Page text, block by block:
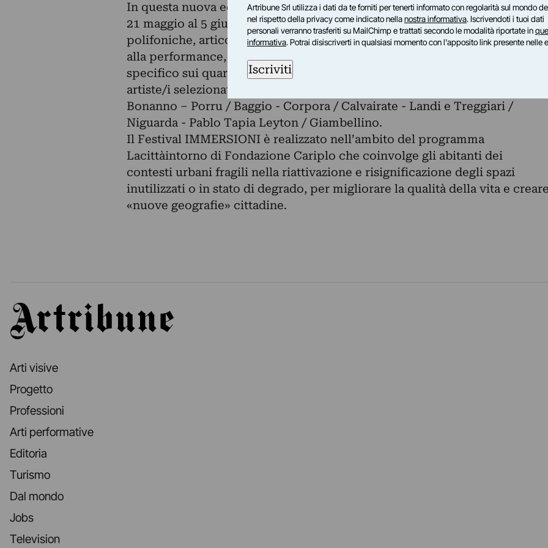
In questa nuova edizione si è inserita la call Indagine Milano – aperta dal
21 maggio al 5 giugno – che ha preso in esame drammaturgie multiformi e
polifoniche, articolate in linguaggi complessi e differenti (dalla narrazione,
alla performance, dalla video arte, alle landscapes sonore) con un focus
specifico sui quartieri meno centrali della città di Milano. Di seguito gli
artiste/i selezionate/i e i quartieri dove si sta svolgendo il loro lavoro:
Bonanno – Porru / Baggio - Corpora / Calvairate - Landi e Treggiari /
Niguarda - Pablo Tapia Leyton / Giambellino.
Il Festival IMMERSIONI è realizzato nell’ambito del programma
Lacittàintorno di Fondazione Cariplo che coinvolge gli abitanti dei
contesti urbani fragili nella riattivazione e risignificazione degli spazi
inutilizzati o in stato di degrado, per migliorare la qualità della vita e
«nuove geografie» cittadine.
Artribune
Arti visive
Progetto
Professioni
Arti performative
Editoria
Turismo
Dal mondo
Jobs
Television
Artribune Srl utilizza i dati da te forniti per tenerti informato con regolarità sul mondo
nel rispetto della privacy come indicato nellanostra informativa. Iscrivendoti i tuoi dati
personali verranno trasferiti su MailChimp e trattati secondo le modalità riportate in
informativa. Potrai disiscriverti in qualsiasi momento con l'apposito link presente nelle
Iscriviti